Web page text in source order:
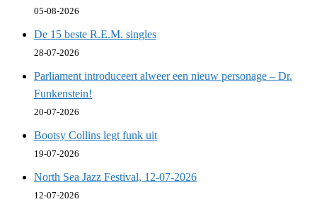
05-08-2026
De 15 beste R.E.M. singles
28-07-2026
Parliament introduceert alweer een nieuw personage – Dr.
Funkenstein!
20-07-2026
Bootsy Collins legt funk uit
19-07-2026
North Sea Jazz Festival, 12-07-2026
12-07-2026